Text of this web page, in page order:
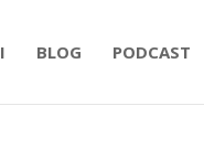
BLOG PODCAST